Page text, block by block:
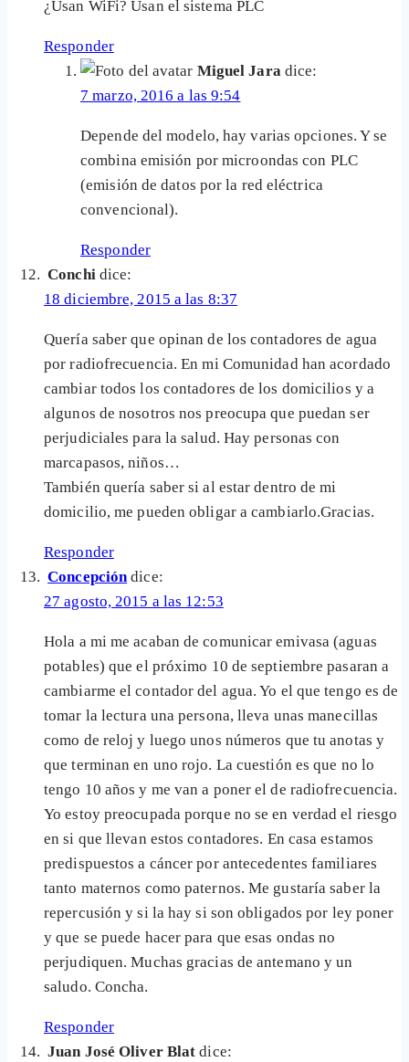
¿Usan WiFi? Usan el sistema PLC
Responder
Miguel Jara dice:
7 marzo, 2016 a las 9:54
Depende del modelo, hay varias opciones. Y se
combina emisión por microondas con PLC
(emisión de datos por la red eléctrica
convencional).
Responder
Conchi dice:
18 diciembre, 2015 a las 8:37
Quería saber que opinan de los contadores de agua
por radiofrecuencia. En mi Comunidad han acordado
cambiar todos los contadores de los domicilios y a
algunos de nosotros nos preocupa que puedan ser
perjudiciales para la salud. Hay personas con
marcapasos, niños…
También quería saber si al estar dentro de mi
domicilio, me pueden obligar a cambiarlo.Gracias.
Responder
Concepción dice:
27 agosto, 2015 a las 12:53
Hola a mi me acaban de comunicar emivasa (aguas
potables) que el próximo 10 de septiembre pasaran a
cambiarme el contador del agua. Yo el que tengo es de
tomar la lectura una persona, lleva unas manecillas
como de reloj y luego unos números que tu anotas y
que terminan en uno rojo. La cuestión es que no lo
tengo 10 años y me van a poner el de radiofrecuencia.
Yo estoy preocupada porque no se en verdad el riesgo
en si que llevan estos contadores. En casa estamos
predispuestos a cáncer por antecedentes familiares
tanto maternos como paternos. Me gustaría saber la
repercusión y si la hay si son obligados por ley poner
y que se puede hacer para que esas ondas no
perjudiquen. Muchas gracias de antemano y un
saludo. Concha.
Responder
Juan José Oliver Blat dice: